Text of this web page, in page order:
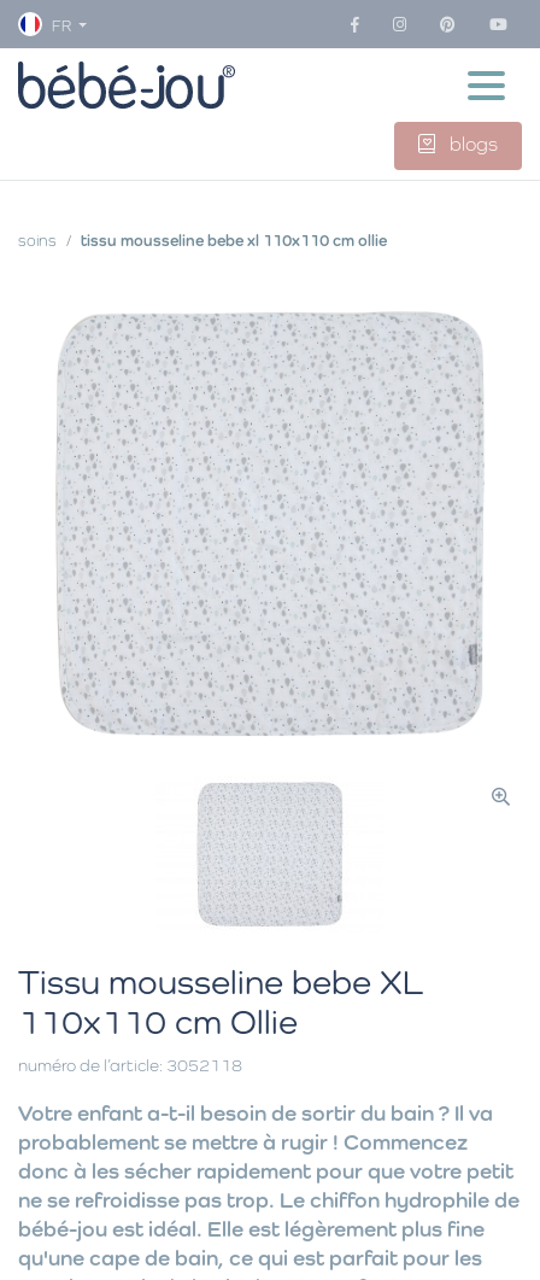
FR
blogs
soins tissu mousseline bebe xl 110x110 cm ollie
Tissu mousseline bebe XL
110x110 cm Ollie
numéro de l’article: 3052118
Votre enfant a-t-il besoin de sortir du bain ? Il va
probablement se mettre à rugir ! Commencez
donc à les sécher rapidement pour que votre petit
ne se refroidisse pas trop. Le chiffon hydrophile de
bébé-jou est idéal. Elle est légèrement plus fine
qu'une cape de bain, ce qui est parfait pour les